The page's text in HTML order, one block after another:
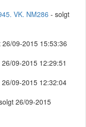
VK. NM286 - solgt
26/09-2015 15:53:36
09-2015 12:29:51
26/09-2015 12:32:04
26/09-2015